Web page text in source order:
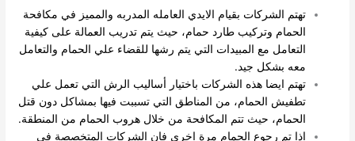
تهتم الشركات بقيام الايدي العامله المدربه والمميز في مكافحة
الحمام وتركيب طارد حمام، حيث يتم تدريب العمالة على كيفية
التعامل مع المبيدات التي يتم رشها للقضاء علي الحمام والتعامل
معه بشكل جيد.
تهتم ايضا هذه الشركات باختيار أساليب الرش التي تعمل علي
تطفيش الحمام، من المناطق التي تسببت فيها بمشاكل دون قتل
الحمام، حيث تتم المكافحة من خلال هروب الحمام من المنطقة.
اذا تم رجوع الحمام مرة اخرى فان الشركات المتخصصة في